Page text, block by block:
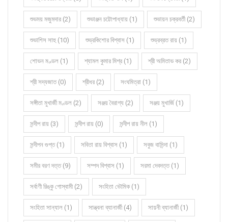
শুভময় মজুমদার (2) শুভাঞ্জন চট্টোপাধ্যায় (1) শুভায়ন চক্রবর্তী (2)
শুভাশিস সাহু (10) শুভ্রকিশোর বিশ্বাস (1) শুভ্রব্রত রায় (1)
শোভন মণ্ডল (1) শ্যামল কুমার মিশ্র (1) শ্রী অমিতাভ কর (2)
শ্রী সদ্যজাত (0) শ্রীধর (2) সংঘমিত্রা (1)
সঙ্গীতা মুখার্জী মণ্ডল (2) সঞ্জয় বৈরাগ্য (2) সঞ্জয় মুখার্জি (1)
সন্দীপ রায় (3) সন্দীপ রায় (0) সন্দীপ রায় নীল (1)
সন্দীপন গুপ্ত (1) সবিতা রায় বিশ্বাস (1) সবুজ বাসিন্দা (1)
সমীর বরণ দত্ত (9) সম্পদ বিশ্বাস (1) সরমা দেবদত্ত (1)
সর্বাণী রিঙ্কু গোস্বামী (2) সংহিতা ভৌমিক (1)
সংহিতা সান্যাল (1) সান্ত্বনা ব্যানার্জী (4) সায়নী ব্যানার্জী (1)